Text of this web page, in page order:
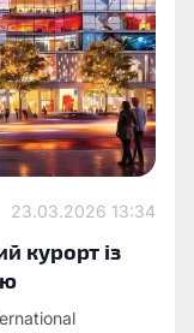
23.03.2026 13:34
курорт із